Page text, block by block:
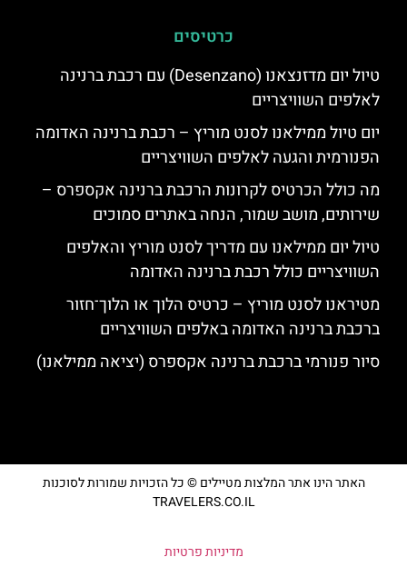
כרטיסים
טיול יום מדזנצאנו (Desenzano) עם רכבת ברנינה
לאלפים השוויצריים
יום טיול ממילאנו לסנט מוריץ – רכבת ברנינה האדומה
הפנורמית והגעה לאלפים השוויצריים
מה כולל הכרטיס לקרונות הרכבת ברנינה אקספרס –
שירותים, מושב שמור, הנחה באתרים סמוכים
טיול יום ממילאנו עם מדריך לסנט מוריץ והאלפים
השוויצריים כולל רכבת ברנינה האדומה
מטיראנו לסנט מוריץ – כרטיס הלוך או הלוך־חזור
ברכבת ברנינה האדומה באלפים השוויצריים
סיור פנורמי ברכבת ברנינה אקספרס (יציאה ממילאנו)
האתר הינו אתר המלצות מטיילים © כל הזכויות שמורות לסוכנות
TRAVELERS.CO.IL
מדיניות פרטיות